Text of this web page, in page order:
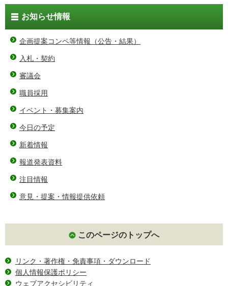
お知らせ情報
企画提案コンペ等情報（公告・結果）
入札・契約
審議会
職員採用
イベント・募集案内
今日の予定
新着情報
報道発表資料
注目情報
意見・提案・情報提供依頼
このページのトップへ
リンク・著作権・免責事項・ダウンロード
個人情報保護ポリシー
ウェブアクセシビリティ